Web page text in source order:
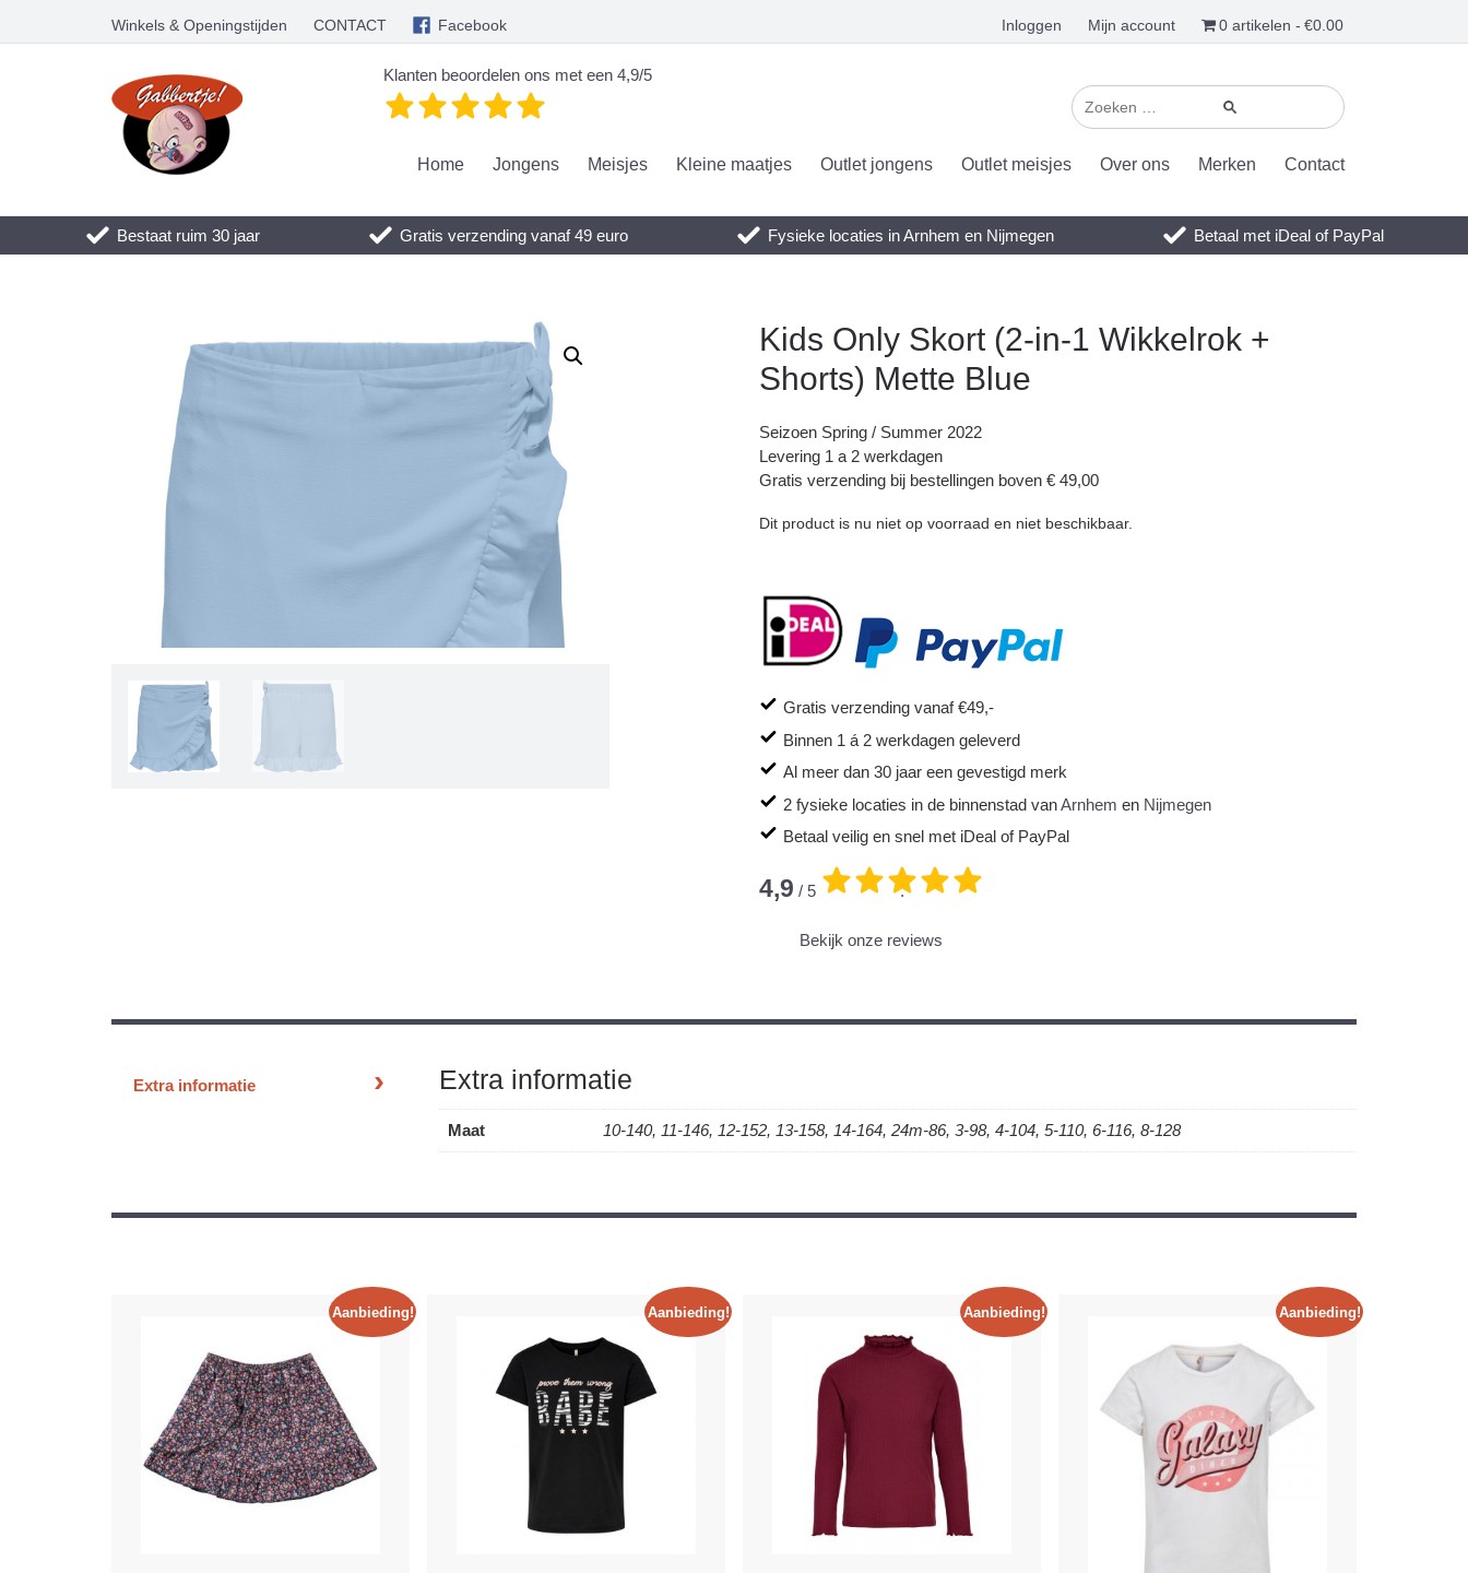
Winkels & Openingstijden CONTACT Facebook Inloggen Mijn account 0 artikelen €0.00
Klanten beoordelen ons met een 4,9/5
Home Jongens Meisjes Kleine maatjes Outlet jongens Outlet meisjes Over ons Merken Contact
Bestaat ruim 30 jaar Gratis verzending vanaf 49 euro Fysieke locaties in Arnhem en Nijmegen Betaal met iDeal of PayPal
Kids Only Skort (2-in-1 Wikkelrok +
Shorts) Mette Blue
Seizoen Spring / Summer 2022
Levering 1 a 2 werkdagen
Gratis verzending bij bestellingen boven € 49,00
Dit product is nu niet op voorraad en niet beschikbaar.
Gratis verzending vanaf €49,-
Binnen 1 á 2 werkdagen geleverd
Al meer dan 30 jaar een gevestigd merk
2 fysieke locaties in de binnenstad vanArnhem en Nijmegen
Betaal veilig en snel met iDeal of PayPal
4,9 / 5 .
Bekijk onze reviews
Extra informatie Extra informatie
Maat 10-140, 11-146, 12-152, 13-158, 14-164, 24m-86, 3-98, 4-104, 5-110, 6-116, 8-128
Aanbieding! Aanbieding! Aanbieding! Aanbieding!